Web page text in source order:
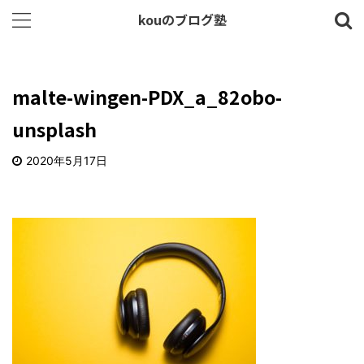
kouのブログ塾
malte-wingen-PDX_a_82obo-
unsplash
2020年5月17日